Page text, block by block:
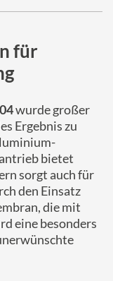
für
wurde großer
Ergebnis zu
bietet
sorgt auch für
den Einsatz
die mit
eine besonders